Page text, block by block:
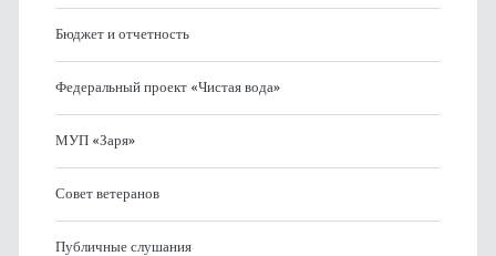
Бюджет и отчетность
Федеральный проект «Чистая вода»
МУП «Заря»
Совет ветеранов
Публичные слушания